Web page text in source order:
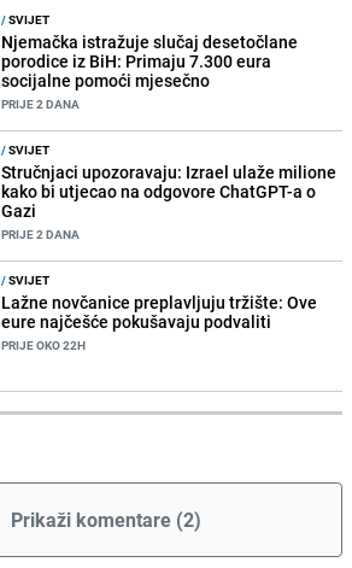
/SVIJET
Njemačka istražuje slučaj desetočlane
porodice iz BiH: Primaju 7.300 eura
socijalne pomoći mjesečno
PRIJE 2 DANA
/SVIJET
Stručnjaci upozoravaju: Izrael ulaže milione
kako bi utjecao na odgovore ChatGPT-a o
Gazi
PRIJE 2 DANA
/SVIJET
Lažne novčanice preplavljuju tržište: Ove
eure najčešće pokušavaju podvaliti
PRIJE OKO 22H
Prikaži komentare (2)